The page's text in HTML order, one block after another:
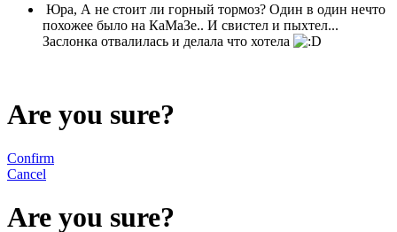
Юра, А не стоит ли горный тормоз? Один в один нечто
похожее было на КаМаЗе.. И свистел и пыхтел...
Заслонка отвалилась и делала что хотела
Are you sure?
Confirm
Cancel
Are you sure?